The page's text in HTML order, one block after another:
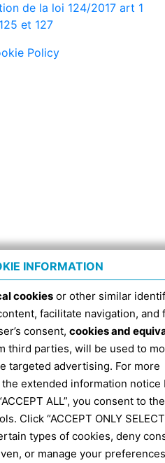
de la loi 124/2017 art 1
et 127
Policy
INFORMATION
cookies or other similar
facilitate navigation, and
consent, cookies and
third parties, will be used to
targeted advertising. For more
extended information notice
ALL”, you consent to
Click “ACCEPT ONLY
types of cookies, deny
or manage your